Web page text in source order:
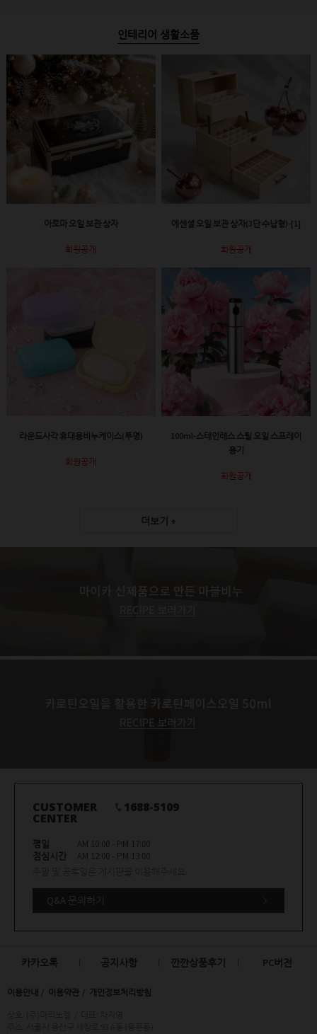
인테리어 생활소품
아로마 오일 보관 상자
회원공개
에센셜 오일 보관 상자(3단 수납형)-[1]
회원공개
라운드사각 휴대용비누케이스(투명)
회원공개
100ml-스테인레스 스틸 오일 스프레이
용기
회원공개
더보기 +
CUSTOMER
CENTER
1688-5109
평일
AM 10:00 - PM 17:00
점심시간
AM 12:00 - PM 13:00
Q&A 문의하기
카카오톡 공지사항 깐깐상품후기 PC버전
이용안내 이용약관 개인정보처리방침